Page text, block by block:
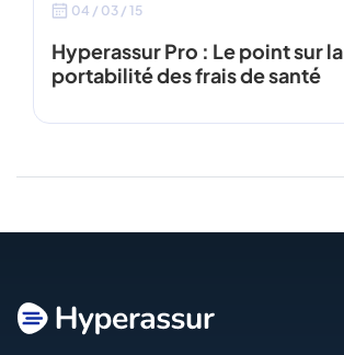
04 / 03 / 15
Hyperassur Pro : Le point sur la
portabilité des frais de santé